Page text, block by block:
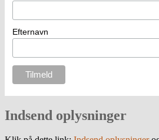
Efternavn
Indsend oplysninger